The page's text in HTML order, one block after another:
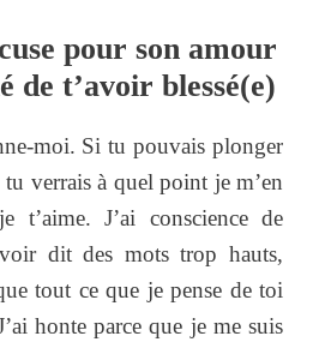
pour son amour
de t’avoir blessé(e)
moi. Si tu pouvais plonger
verrais à quel point je m’en
t’aime. J’ai conscience de
dit des mots trop hauts,
tout ce que je pense de toi
honte parce que je me suis